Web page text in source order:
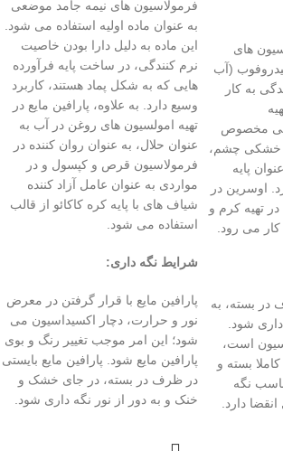
های
(آب
به کار
مخصوص
خشکی چشم،
پایه
اوسرین در
غلظت کمتر از 2% w/w در تهیه کرم و
می رود.
در بسته، به
شود.
است،
بسته و
نگه
فرمولاسیون های نیمه جامد موضعی
به عنوان ماده اولیه استفاده می شود.
این ماده به دلیل دارا بودن خاصیت
نرم کنندگی، در ساخت پایه فرآورده
هایی که به شکل پماد هستند، کاربرد
وسیع دارد. به علاوه، پارافین مایع در
تهیه امولسیون های روغن در آب به
عنوان حلال، به عنوان روان کننده در
فرمولاسیون قرص و کپسول و در
مواردی به عنوان عامل آزاد کننده
شیاف های با پایه کره کاکائو از قالب
استفاده می شود.
شرایط نگه داری:
پارافین مایع با قرار گرفتن در معرض
نور و حرارت، دچار اکسیداسیون می
شود؛ این امر موجب تغییر رنگ و بوی
پارافین مایع شود. پارافین مایع بایستی
در ظرف در بسته، در جای خشک و
خنک و به دور از نور نگه داری شود.